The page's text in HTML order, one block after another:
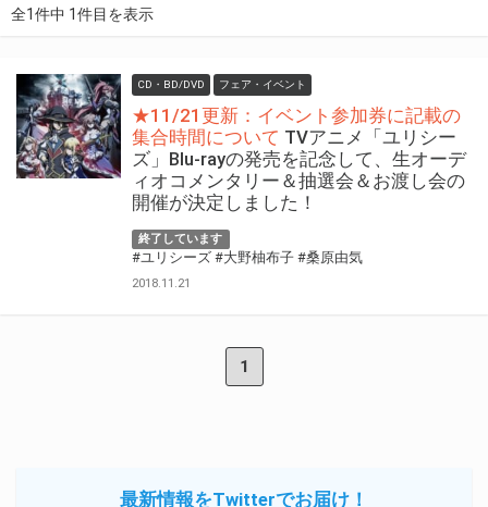
全1件中 1件目を表示
CD・BD/DVD フェア・イベント
★11/21更新：イベント参加券に記載の
集合時間について TVアニメ「ユリシー
ズ」Blu-rayの発売を記念して、生オーデ
ィオコメンタリー＆抽選会＆お渡し会の
開催が決定しました！
終了しています
#ユリシーズ #大野柚布子 #桑原由気
2018.11.21
1
最新情報をTwitterでお届け！